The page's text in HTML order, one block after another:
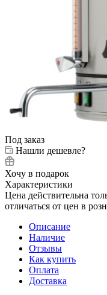
Под заказ
Нашли дешевле?
Хочу в подарок
Характеристики
Цена действительна
отличаться от цен в
Описание
Наличие
Отзывы
Как купить
Оплата
Доставка